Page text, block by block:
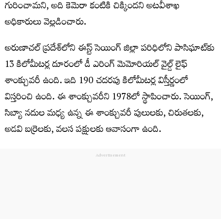
గురించామ‌ని, అది కెమెరా కంటికి చిక్కింద‌ని అట‌వీశాఖ
అధికారులు వెల్ల‌డించారు.
అరుణాచ‌ల్ ప్ర‌దేశ్‌లోని ఈస్ట్ సెయింగ్ జిల్లా ప‌రిధిలోని పాసిఘాట్‌కు
13 కిలోమీట‌ర్ల దూరంలో డీ ఎరింగ్ మెమోరియ‌ల్ వైల్డ్ లైఫ్
శాంక్చువ‌రీ ఉంది. ఇది 190 చ‌ద‌ర‌పు కిలోమీట‌ర్ల విస్తీర్ణంలో
విస్త‌రించి ఉంది. ఈ శాంక్చువ‌రీని 1978లో స్థాపించారు. సెయింగ్,
సిబ్యా న‌దుల మ‌ధ్య ఉన్న ఈ శాంక్చువ‌రీ పులుల‌కు, చిరుత‌ల‌కు,
అడ‌వి బ‌ర్రెల‌కు, వ‌ల‌స ప‌క్షుల‌కు ఆవాసంగా ఉంది.